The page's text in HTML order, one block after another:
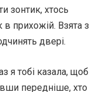
зонтик, хтось
прихожій. Взята з
двері.
я тобі казала, щоб
передніше, хто